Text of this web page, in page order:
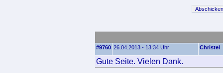
#9760 26.04.2013 - 13:34 Uhr Christel
Gute Seite. Vielen Dank.